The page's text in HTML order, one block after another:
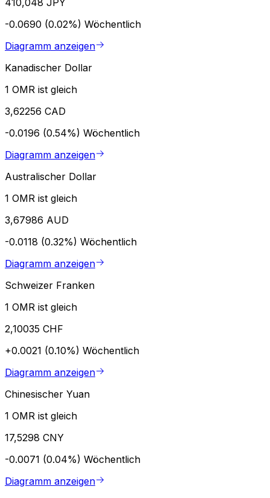
-0.0690 (0.02%) Wöchentlich
Diagramm anzeigen
Kanadischer Dollar
1 OMR ist gleich
3,62256 CAD
-0.0196 (0.54%) Wöchentlich
Diagramm anzeigen
Australischer Dollar
1 OMR ist gleich
3,67986 AUD
-0.0118 (0.32%) Wöchentlich
Diagramm anzeigen
Schweizer Franken
1 OMR ist gleich
2,10035 CHF
+0.0021 (0.10%) Wöchentlich
Diagramm anzeigen
Chinesischer Yuan
1 OMR ist gleich
17,5298 CNY
-0.0071 (0.04%) Wöchentlich
Diagramm anzeigen